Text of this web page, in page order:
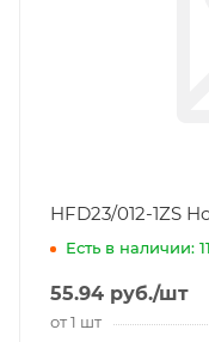
HFD23/012-1ZS
Есть в наличии:
55.94 руб./шт
от 1 шт